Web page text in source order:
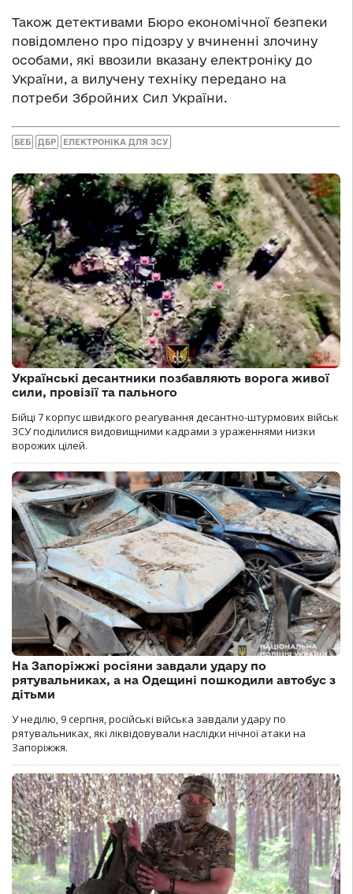
Також детективами Бюро економічної безпеки
повідомлено про підозру у вчиненні злочину
особами, які ввозили вказану електроніку до
України, а вилучену техніку передано на
потреби Збройних Сил України.
БЕБ ДБР ЕЛЕКТРОНІКА ДЛЯ ЗСУ
Українські десантники позбавляють ворога живої
сили, провізії та пального
Бійці 7 корпус швидкого реагування десантно-штурмових військ
ЗСУ поділилися видовищними кадрами з ураженнями низки
ворожих цілей.
На Запоріжжі росіяни завдали удару по
рятувальниках, а на Одещині пошкодили автобус з
дітьми
У неділю, 9 серпня, російські війська завдали удару по
рятувальниках, які ліквідовували наслідки нічної атаки на
Запоріжжя.